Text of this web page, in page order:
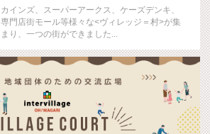
カインズ、スーパーアークス、ケーズデンキ、
専門店街モール等様々な<ヴィレッジ＝村>が集
まり、一つの街ができました...